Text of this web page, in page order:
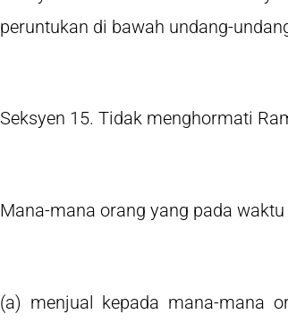
peruntukan di bawah undang-
Seksyen 15. Tidak menghormati
Mana-mana orang yang pada
(a) menjual kepada mana-mana